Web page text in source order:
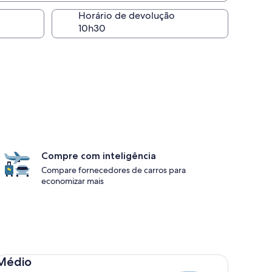
Horário de devolução
Compre com inteligência
Compare fornecedores de carros para
economizar mais
Toyota Corolla